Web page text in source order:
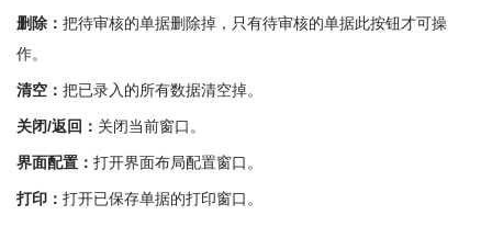
删除： 把待审核的单据删除掉，只有待审核的单据此按钮才可操
作。
清空： 把已录入的所有数据清空掉。
关闭/返回： 关闭当前窗口。
界面配置： 打开界面布局配置窗口。
打印： 打开已保存单据的打印窗口。